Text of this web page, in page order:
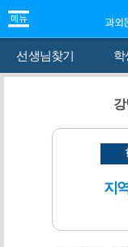
선생님찾기 학
지